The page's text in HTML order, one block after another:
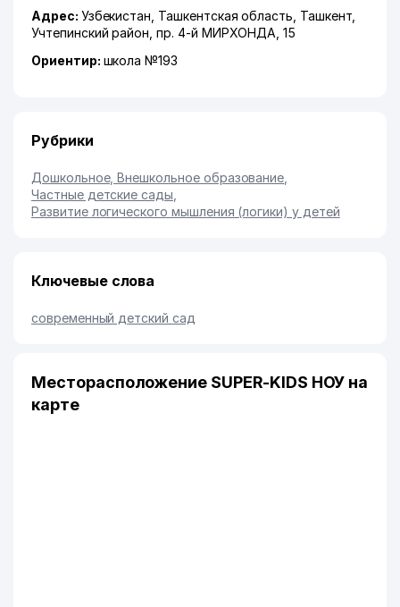
Адрес: Узбекистан, Ташкентская область Ташкент,
Учтепинский район ,пр. 4-й МИРХОНДА , 15
Ориентир: школа №193
Рубрики
Дошкольное, Внешкольное образование
Частные детские сады
Развитие логического мышления (логики) у детей
Ключевые слова
современный детский сад
Месторасположение SUPER-KIDS НОУ на
карте